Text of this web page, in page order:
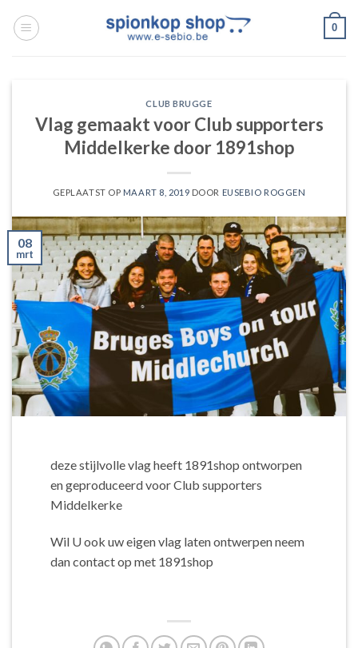
naar
0
CLUB BRUGGE
Vlag gemaakt voor Club supporters
Middelkerke door 1891shop
GEPLAATST OP MAART 8, 2019 DOOR EUSEBIO ROGGEN
08
mrt
deze stijlvolle vlag heeft 1891shop ontworpen
en geproduceerd voor Club supporters
Middelkerke
Wil U ook uw eigen vlag laten ontwerpen neem
dan contact op met 1891shop